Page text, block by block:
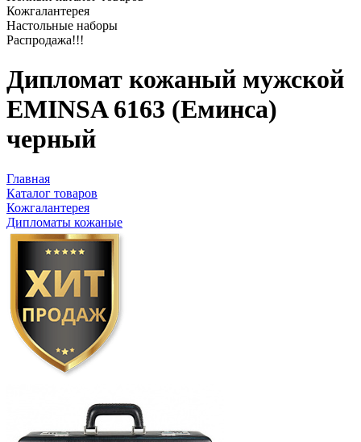
Кожгалантерея
Настольные наборы
Распродажа!!!
Дипломат кожаный мужской
EMINSA 6163 (Еминса)
черный
Главная
Каталог товаров
Кожгалантерея
Дипломаты кожаные